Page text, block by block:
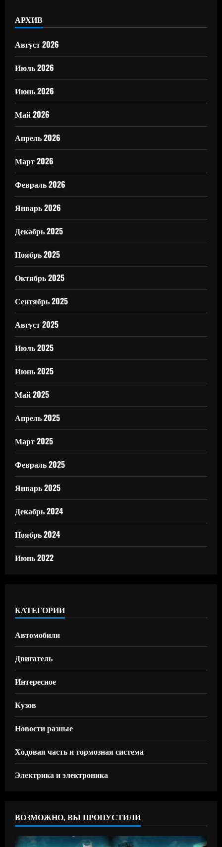
АРХИВ
Август 2026
Июль 2026
Июнь 2026
Май 2026
Апрель 2026
Март 2026
Февраль 2026
Январь 2026
Декабрь 2025
Ноябрь 2025
Октябрь 2025
Сентябрь 2025
Август 2025
Июль 2025
Июнь 2025
Май 2025
Апрель 2025
Март 2025
Февраль 2025
Январь 2025
Декабрь 2024
Ноябрь 2024
Июнь 2022
КАТЕГОРИИ
Автомобили
Двигатель
Интересное
Кузов
Новости разные
Ходовая часть и тормозная система
Электрика и электроника
ВОЗМОЖНО, ВЫ ПРОПУСТИЛИ